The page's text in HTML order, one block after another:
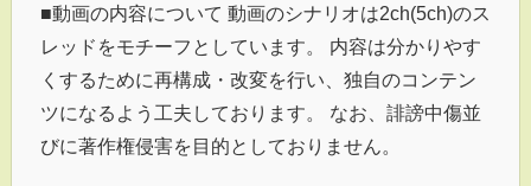
■動画の内容について 動画のシナリオは2ch(5ch)のス
レッドをモチーフとしています。 内容は分かりやす
くするために再構成・改変を行い、独自のコンテン
ツになるよう工夫しております。 なお、誹謗中傷並
びに著作権侵害を目的としておりません。